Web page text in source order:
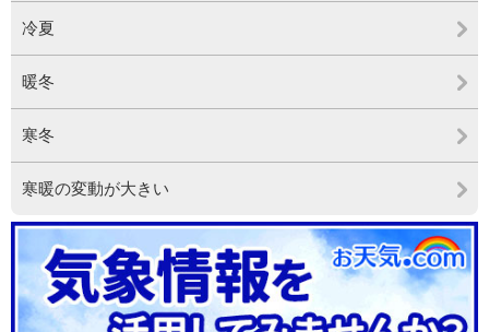
冷夏
暖冬
寒冬
寒暖の変動が大きい